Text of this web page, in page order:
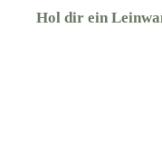
Hol dir ein